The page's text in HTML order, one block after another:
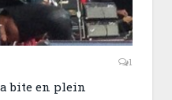
1
bite en plein